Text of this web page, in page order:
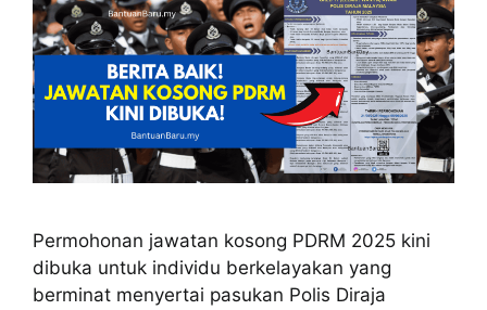
Permohonan jawatan kosong PDRM 2025 kini
dibuka untuk individu berkelayakan yang
berminat menyertai pasukan Polis Diraja